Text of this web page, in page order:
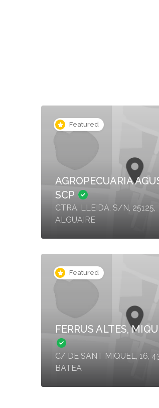
Featured
AGROPECUARIA
SCP
CTRA. LLEIDA, S/N, 25125,
ALGUAIRE
Featured
FERRUS ALTES,
C/ DE SANT MIQUEL, 16,
BATEA